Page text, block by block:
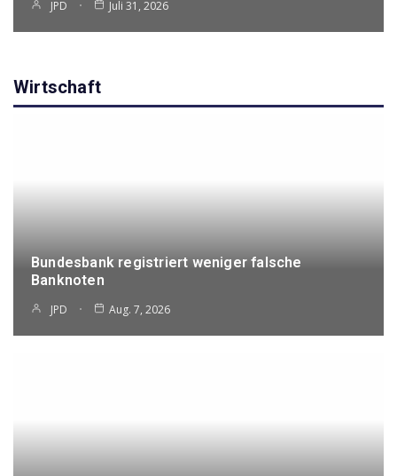
JPD Juli 31, 2026
Wirtschaft
Bundesbank registriert weniger falsche
Banknoten
JPD Aug. 7, 2026